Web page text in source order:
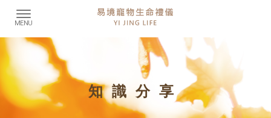
知識分享